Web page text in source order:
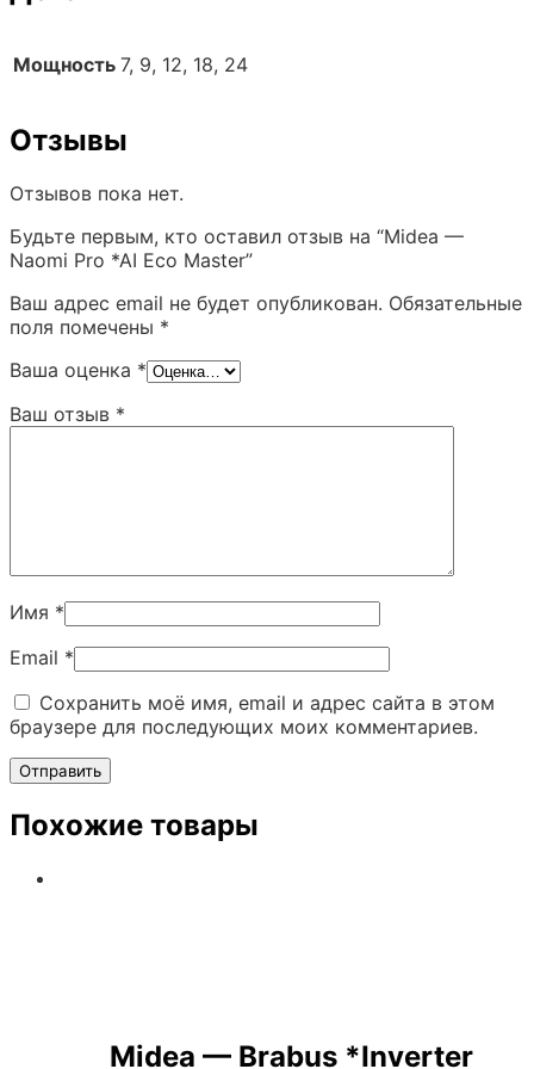
Мощность 7, 9, 12, 18, 24
Отзывы
Отзывов пока нет.
Будьте первым, кто оставил отзыв на “Midea —
Naomi Pro *AI Eco Master”
Ваш адрес email не будет опубликован. Обязательные
поля помечены *
Ваша оценка *
Ваш отзыв *
Имя *
Email *
Сохранить моё имя, email и адрес сайта в этом
браузере для последующих моих комментариев.
Похожие товары
Midea — Brabus *Inverter